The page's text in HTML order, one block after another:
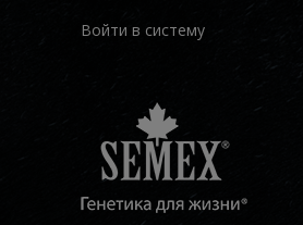
Войти в систему